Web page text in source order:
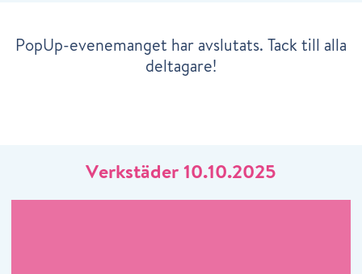
PopUp-evenemanget har avslutats. Tack till alla
deltagare!
Verkstäder 10.10.2025